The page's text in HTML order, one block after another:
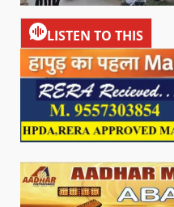
LISTEN TO THIS